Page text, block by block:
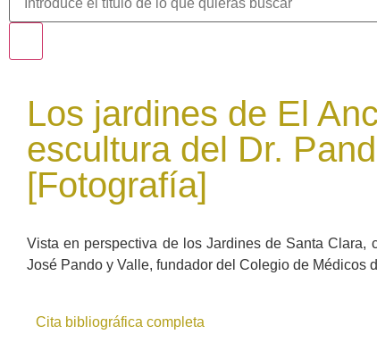
Los jardines de El
escultura del Dr.
[Fotografía]
Vista en perspectiva de los Jardines de Santa Clara,
José Pando y Valle, fundador del Colegio de Médicos
Cita bibliográfica completa